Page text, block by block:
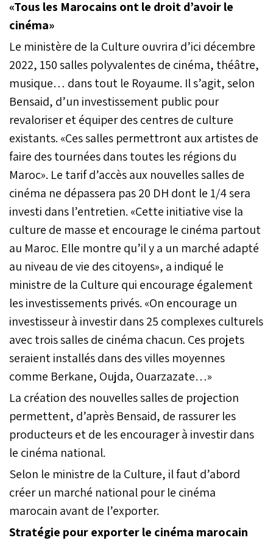
«Tous les Marocains ont le droit d’avoir le
cinéma»
Le ministère de la Culture ouvrira d’ici décembre
2022, 150 salles polyvalentes de cinéma, théâtre,
musique… dans tout le Royaume. Il s’agit, selon
Bensaid, d’un investissement public pour
revaloriser et équiper des centres de culture
existants. «Ces salles permettront aux artistes de
faire des tournées dans toutes les régions du
Maroc». Le tarif d’accès aux nouvelles salles de
cinéma ne dépassera pas 20 DH dont le 1/4 sera
investi dans l’entretien. «Cette initiative vise la
culture de masse et encourage le cinéma partout
au Maroc. Elle montre qu’il y a un marché adapté
au niveau de vie des citoyens», a indiqué le
ministre de la Culture qui encourage également
les investissements privés. «On encourage un
investisseur à investir dans 25 complexes culturels
avec trois salles de cinéma chacun. Ces projets
seraient installés dans des villes moyennes
comme Berkane, Oujda, Ouarzazate…»
La création des nouvelles salles de projection
permettent, d’après Bensaid, de rassurer les
producteurs et de les encourager à investir dans
le cinéma national.
Selon le ministre de la Culture, il faut d’abord
créer un marché national pour le cinéma
marocain avant de l’exporter.
Stratégie pour exporter le cinéma marocain